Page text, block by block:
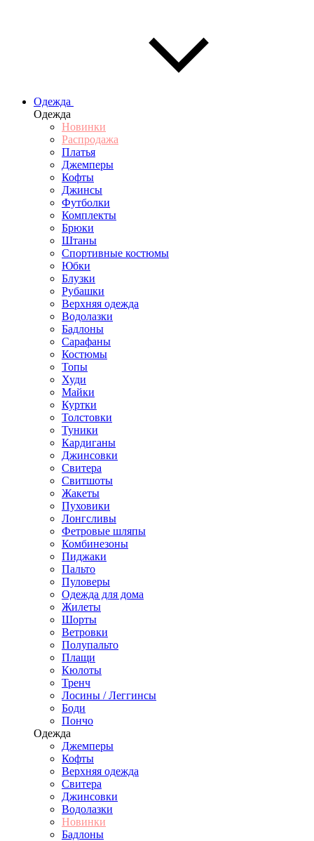
Одежда
Одежда
Новинки
Распродажа
Платья
Джемперы
Кофты
Джинсы
Футболки
Комплекты
Брюки
Штаны
Спортивные костюмы
Юбки
Блузки
Рубашки
Верхняя одежда
Водолазки
Бадлоны
Сарафаны
Костюмы
Топы
Худи
Майки
Куртки
Толстовки
Туники
Кардиганы
Джинсовки
Свитера
Свитшоты
Жакеты
Пуховики
Лонгсливы
Фетровые шляпы
Комбинезоны
Пиджаки
Пальто
Пуловеры
Одежда для дома
Жилеты
Шорты
Ветровки
Полупальто
Плащи
Кюлоты
Тренч
Лосины / Леггинсы
Боди
Пончо
Одежда
Джемперы
Кофты
Верхняя одежда
Свитера
Джинсовки
Водолазки
Новинки
Бадлоны